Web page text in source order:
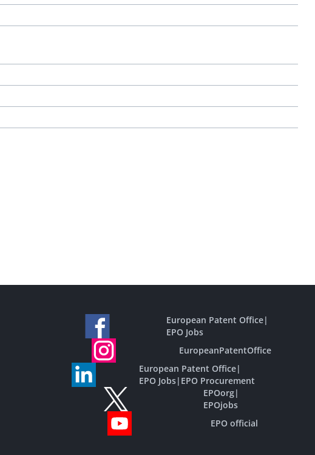
European Patent Office|
EPO Jobs
EuropeanPatentOffice
European Patent Office|
EPO Jobs| EPO Procurement
EPOorg|
EPOjobs
EPO official